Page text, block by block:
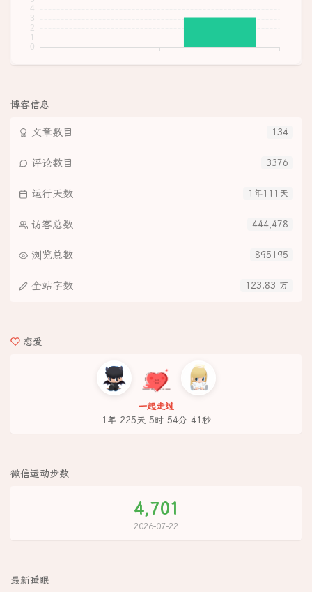
博客信息
134
文章数目
3376
评论数目
1年111天
运行天数
444,478
访客总数
895195
浏览总数
123.83 万
全站字数
恋爱
一起走过
1年 225天 5时 54分 41秒
微信运动步数
4,701
2026-07-22
最新睡眠